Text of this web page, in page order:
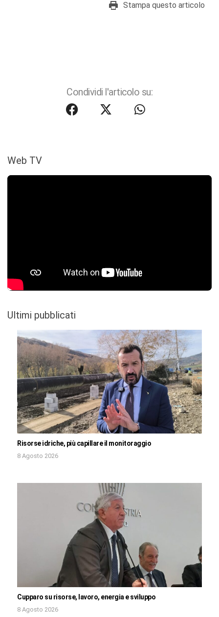
Stampa questo articolo
Condividi l'articolo su:
Web TV
Ultimi pubblicati
Risorse idriche, più capillare il monitoraggio
8 Agosto 2026
Cupparo su risorse, lavoro, energia e sviluppo
8 Agosto 2026